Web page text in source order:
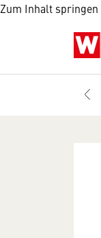
Zum Inhalt springen